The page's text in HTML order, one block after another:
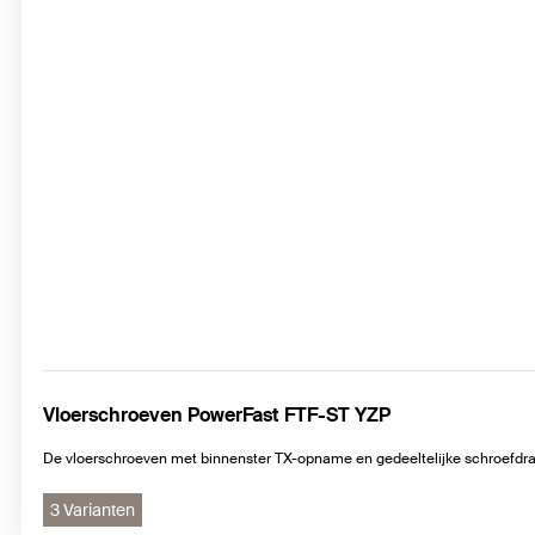
Vloerschroeven PowerFast FTF-ST YZP
De vloerschroeven met binnenster TX-opname en gedeeltelijke
3 Varianten